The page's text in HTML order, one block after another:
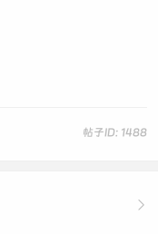
帖子ID: 1488
